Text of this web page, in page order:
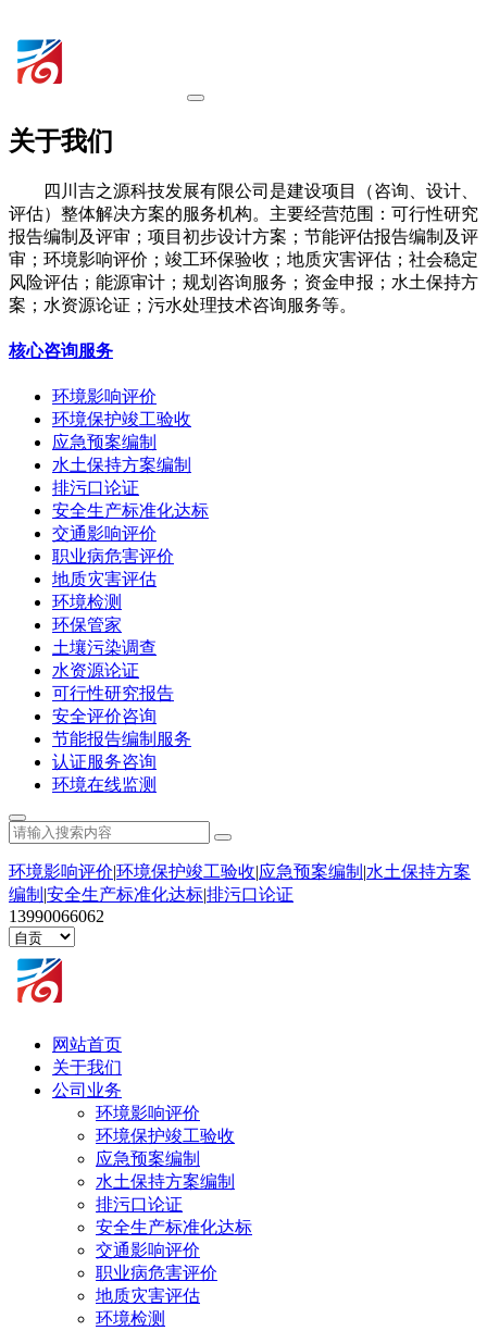
关于我们
四川吉之源科技发展有限公司是建设项目（咨询、设计、
评估）整体解决方案的服务机构。主要经营范围：可行性研究
报告编制及评审；项目初步设计方案；节能评估报告编制及评
审；环境影响评价；竣工环保验收；地质灾害评估；社会稳定
风险评估；能源审计；规划咨询服务；资金申报；水土保持方
案；水资源论证；污水处理技术咨询服务等。
核心咨询服务
环境影响评价
环境保护竣工验收
应急预案编制
水土保持方案编制
排污口论证
安全生产标准化达标
交通影响评价
职业病危害评价
地质灾害评估
环境检测
环保管家
土壤污染调查
水资源论证
可行性研究报告
安全评价咨询
节能报告编制服务
认证服务咨询
环境在线监测
环境影响评价|环境保护竣工验收|应急预案编制 |水土保持方案
编制 |安全生产标准化达标|排污口论证
13990066062
网站首页
关于我们
公司业务
环境影响评价
环境保护竣工验收
应急预案编制
水土保持方案编制
排污口论证
安全生产标准化达标
交通影响评价
职业病危害评价
地质灾害评估
环境检测